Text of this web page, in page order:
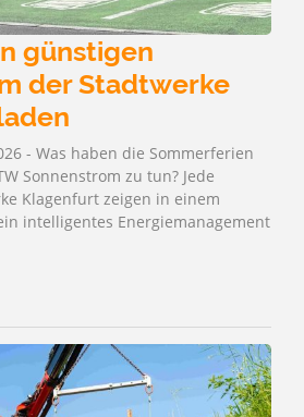
günstigen
der Stadtwerke
- Was haben die Sommerferien
Sonnenstrom zu tun? Jede
Klagenfurt zeigen in einem
intelligentes Energiemanagement